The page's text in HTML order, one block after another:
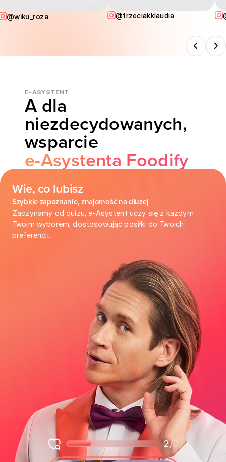
@wiku_roza @trzeciakklaudia
E-ASYSTENT
A dla
niezdecydowanych,
e-Asystenta Foodify
Wie, co lubisz
Szybkie zapoznanie, znajomość na dłużej
Zaczynamy od quizu, e-Asystent uczy się z każdym
Twoim wyborem, dostosowując posiłki do Twoich
preferencji.